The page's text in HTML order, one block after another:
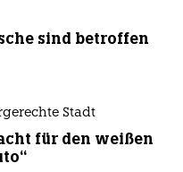
sind betroffen
Stadt
für den weißen